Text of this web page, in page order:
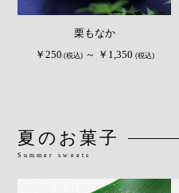
栗もなか
￥250 (税込) ～ ￥1,350 (税込)
夏のお菓子
Summer sweets